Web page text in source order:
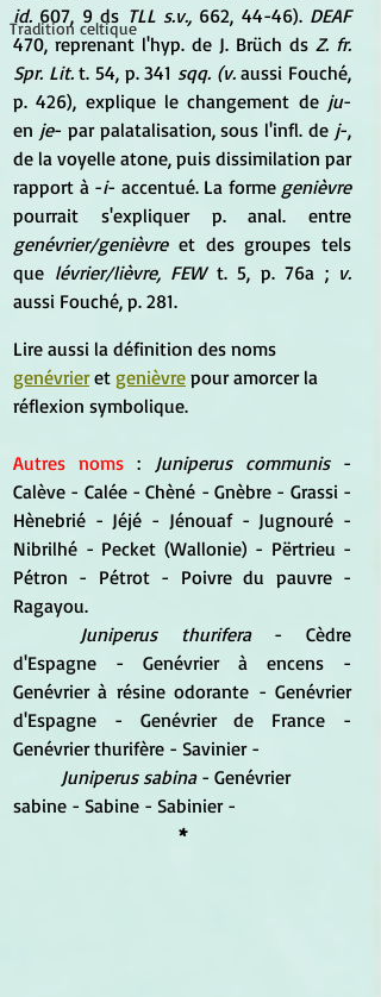
Tradition celtique
id. 607, 9 ds TLL s.v., 662, 44-46).
DEAF
470, reprenant l'hyp. de J. Brüch ds Z. fr.
Spr. Lit. t. 54, p. 341 sqq. (v. aussi Fouché,
p. 426), explique le changement de ju-
en je- par palatalisation, sous l'infl. de j-,
de la voyelle atone, puis dissimilation par
rapport à -i- accentué. La forme
genièvre
genévrier/genièvre et des groupes tels
que lévrier/lièvre, FEW t. 5, p. 76a ;
aussi Fouché, p. 281.
Lire aussi la définition des noms
genévrier et genièvre pour amorcer la
réflexion symbolique.
Autres noms : Juniperus communis -
Calève - Calée - Chèné - Gnèbre - Grassi -
Hènebrié - Jéjé - Jénouaf - Jugnouré -
Nibrilhé - Pecket (Wallonie) - Përtrieu -
Pétron - Pétrot - Poivre du pauvre -
Ragayou.
Juniperus thurifera - Cèdre
d'Espagne - Genévrier à encens -
Genévrier à résine odorante - Genévrier
d'Espagne - Genévrier de France -
Genévrier thurifère - Savinier -
Juniperus sabina - Genévrier
sabine - Sabine - Sabinier -
*